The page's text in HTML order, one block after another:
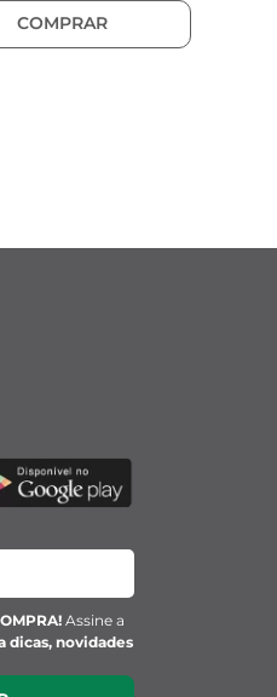
COMPRAR
Assine a
dicas, novidades